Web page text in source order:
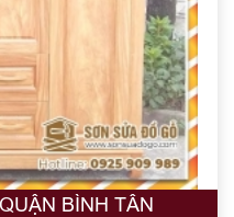
BÌNH TÂN